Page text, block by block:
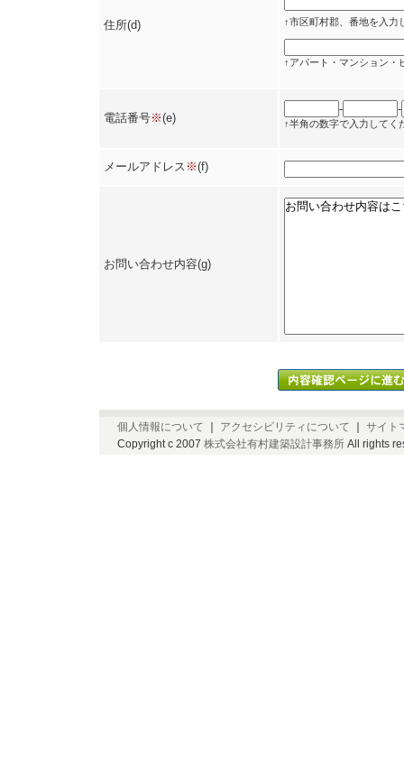
住所(d) ↑市区町村郡、番地を入力
↑アパート・マンション・
電話番号※(e)
- -
↑半角の数字で入力してく
メールアドレス ※(f)
お問い合わせ内容(g)
個人情報について アクセシビリティについて
サイト
Copyright c 2007 株式会社有村建築設計事務所 All rights